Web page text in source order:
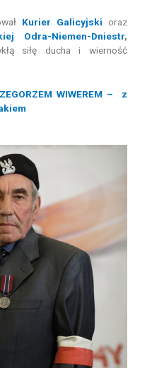
Kurier Galicyjski oraz
Odra-Niemen-Dniestr,
siłę ducha i wierność
WIWEREM – z